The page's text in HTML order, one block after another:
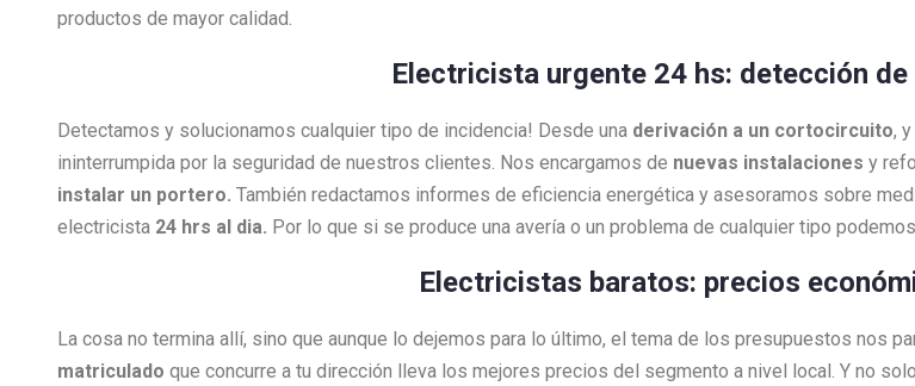
productos de mayor calidad.
Electricista urgente 24 hs: detección
Detectamos y solucionamos cualquier tipo de incidencia! Desde una derivación a un cortocircuito,
ininterrumpida por la seguridad de nuestros clientes. Nos encargamos de nuevas instalaciones y
instalar un portero. También redactamos informes de eficiencia energética y asesoramos sobre
electricista 24 hrs al dia. Por lo que si se produce una avería o un problema de cualquier tipo
Electricistas baratos: precios
La cosa no termina allí, sino que aunque lo dejemos para lo último, el tema de los presupuestos nos
matriculado que concurre a tu dirección lleva los mejores precios del segmento a nivel local. Y no